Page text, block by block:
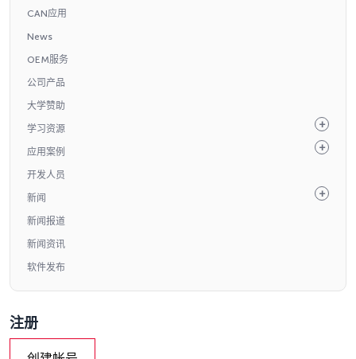
CAN应用
News
OEM服务
公司产品
大学赞助
学习资源
应用案例
开发人员
新闻
新闻报道
新闻资讯
软件发布
注册